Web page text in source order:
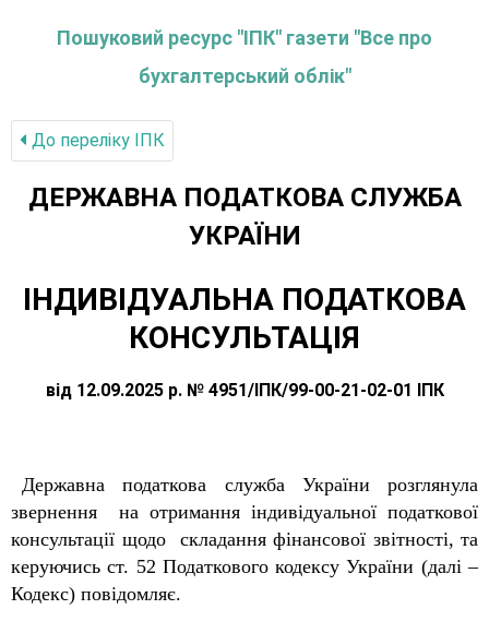
Пошуковий ресурс "ІПК" газети "Все про
бухгалтерський облік"
До переліку IПК
ДЕРЖАВНА ПОДАТКОВА СЛУЖБА
УКРАЇНИ
ІНДИВІДУАЛЬНА ПОДАТКОВА
КОНСУЛЬТАЦІЯ
від 12.09.2025 р. № 4951/ІПК/99-00-21-02-01 ІПК
Державна податкова служба України розглянула
звернення на отримання індивідуальної податкової
консультації щодо складання фінансової звітності, та
керуючись ст. 52 Податкового кодексу України (далі –
Кодекс) повідомляє.